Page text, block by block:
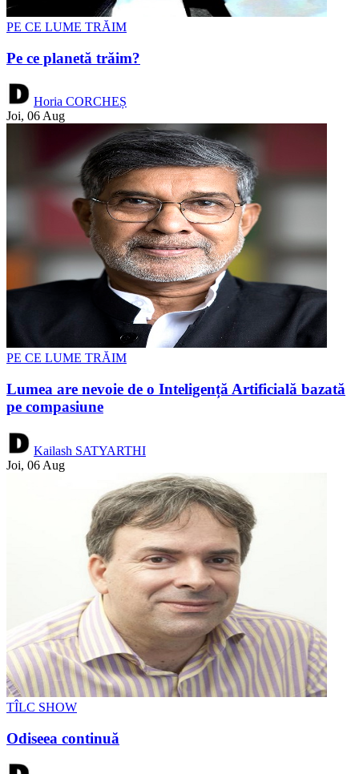
PE CE LUME TRĂIM
Pe ce planetă trăim?
Horia CORCHEȘ
Joi, 06 Aug
PE CE LUME TRĂIM
Lumea are nevoie de o Inteligență Artificială bazată
pe compasiune
Kailash SATYARTHI
Joi, 06 Aug
TÎLC SHOW
Odiseea continuă